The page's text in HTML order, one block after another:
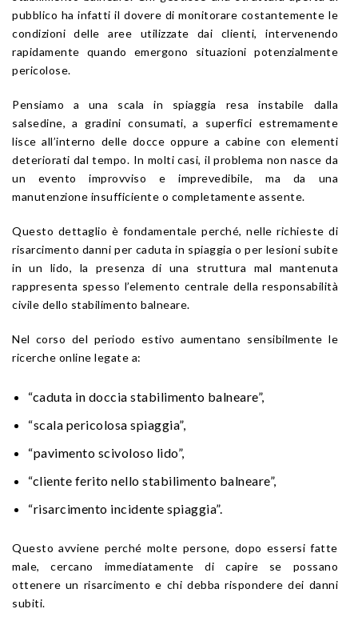
pubblico ha infatti il dovere di monitorare costantemente le
condizioni delle aree utilizzate dai clienti, intervenendo
rapidamente quando emergono situazioni potenzialmente
pericolose.
Pensiamo a una scala in spiaggia resa instabile dalla
salsedine, a gradini consumati, a superfici estremamente
lisce all’interno delle docce oppure a cabine con elementi
deteriorati dal tempo. In molti casi, il problema non nasce da
un evento improvviso e imprevedibile, ma da una
manutenzione insufficiente o completamente assente.
Questo dettaglio è fondamentale perché, nelle richieste di
risarcimento danni per caduta in spiaggia o per lesioni subite
in un lido, la presenza di una struttura mal mantenuta
rappresenta spesso l’elemento centrale della responsabilità
civile dello stabilimento balneare.
Nel corso del periodo estivo aumentano sensibilmente le
ricerche online legate a:
“caduta in doccia stabilimento balneare”,
“scala pericolosa spiaggia”,
“pavimento scivoloso lido”,
“cliente ferito nello stabilimento balneare”,
“risarcimento incidente spiaggia”.
Questo avviene perché molte persone, dopo essersi fatte
male, cercano immediatamente di capire se possano
ottenere un risarcimento e chi debba rispondere dei danni
subiti.